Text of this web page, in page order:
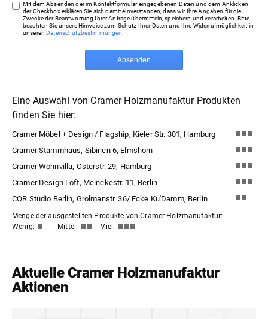
Mit dem Absenden der im Kontaktformular eingegebenen Daten und dem Anklicken
der Checkbox erklären Sie sich damit einverstanden, dass wir Ihre Angaben für die
Zwecke der Beantwortung Ihrer Anfrage übermitteln, speichern und verarbeiten. Bitte
beachten Sie unsere Hinweise zum Schutz Ihrer Daten und Ihre Widerrufmöglichkeit in
unserenDatenschutzbestimmungen
Absenden
Eine Auswahl von Cramer Holzmanufaktur Produkten
finden Sie hier:
Cramer Möbel + Design / Flagship, Kieler Str. 301, Hamburg
Cramer Stammhaus, Sibirien 6, Elmshorn
Cramer Wohnvilla, Osterstr. 29, Hamburg
Cramer Design Loft, Meinekestr. 11, Berlin
COR Studio Berlin, Grolmanstr. 36/ Ecke Ku'Damm, Berlin
Menge der ausgestellten Produkte von Cramer Holzmanufaktur:
Wenig:
Mittel: Viel:
Aktuelle Cramer Holzmanufaktur
Aktionen